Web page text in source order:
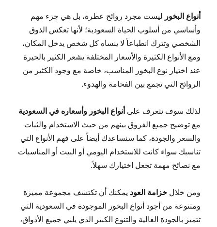
أنواع البخور ليست مجرد روائح عطرة، بل هي جزء مهم
وأساسي من أسلوب الحياة السعودية؛ لأنها تعكس الذوق
الشخصي وتترك انطباعاً لا ينساه كل شخص يدخل المكان،
ومع الأنواع الكثيرة والأسعار المختلفة يشعر الكثير بالحيرة
عند اختيار نوع البخور المناسب، خاصة مع وجود الكثير من
الروائح التي تجمع بين الفخامة والهدوء.
لذلك سوف نتعرف على أنواع البخور وأسعاره في السعودية
مع توضيح جميع الفروق بينهم من حيث الاستخدام والثبات
والسعر والجودة، كما سنساعدك أيضاً على فهم الأنواع التي
تناسبك سواء كانت للاستخدام اليومي أو البيت أو المناسبات
مع نصائح مهمة تجعل اختيارك سهلاً.
ومن خلالخزامة العود يمكنك أن تكتشف مجموعة مميزة
ومتنوعة من أجود أنواع البخور الموجودة في السعودية التي
تتميز بالجودة العالية والتنوع الكبير الذي يلبي جميع الأذواق،